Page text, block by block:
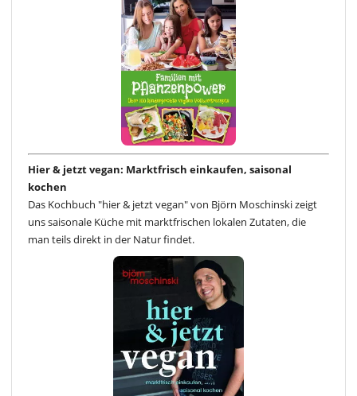
Hier & jetzt vegan: Marktfrisch einkaufen, saisonal
kochen
Das Kochbuch "hier & jetzt vegan" von Björn Moschinski zeigt
uns saisonale Küche mit marktfrischen lokalen Zutaten, die
man teils direkt in der Natur findet.